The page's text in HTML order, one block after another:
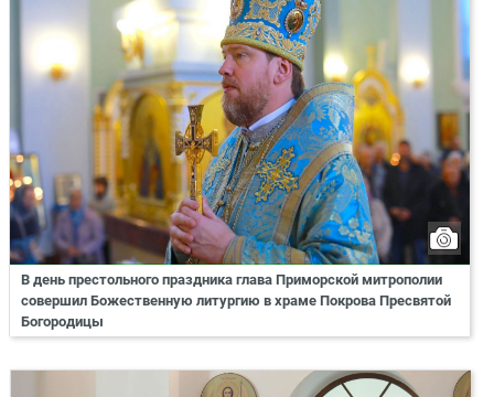
В день престольного праздника глава Приморской митрополии
совершил Божественную литургию в храме Покрова Пресвятой
Богородицы